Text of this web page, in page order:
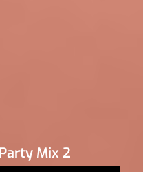
Mix 2